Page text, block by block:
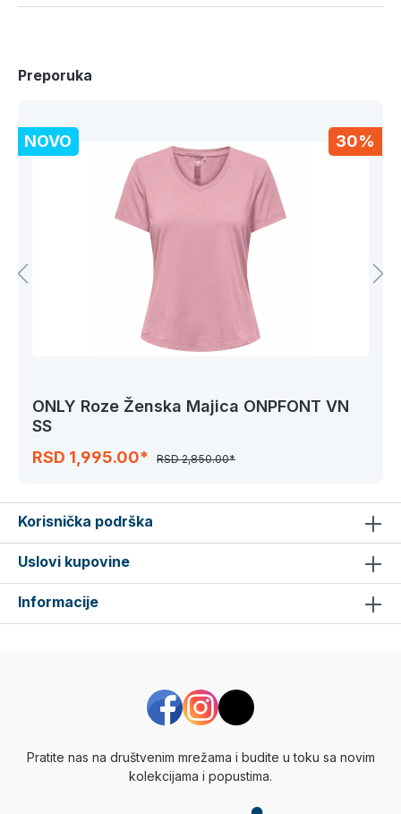
Preporuka
30%
NOVO
ONLY Roze Ženska Majica ONPFONT VN
SS
RSD 1,995.00*
RSD 2,850.00*
Korisnička podrška
Uslovi kupovine
Informacije
Pratite nas na društvenim mrežama i budite u toku sa novim
kolekcijama i popustima.